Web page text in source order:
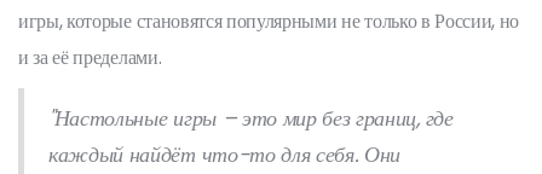
игры, которые становятся популярными не только в России, но
и за её пределами.
"Настольные игры – это мир без границ, где
каждый найдёт что-то для себя. Они